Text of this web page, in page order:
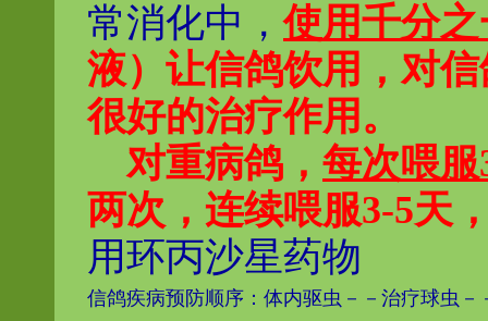
常消化中，使用千分之
液）让信鸽饮用，对
很好的治疗作用。
对重病鸽， 每次喂
两次，连续喂服3-5天
用环丙沙星药物
信鸽疾病预防顺序：体内驱虫－－治疗球虫